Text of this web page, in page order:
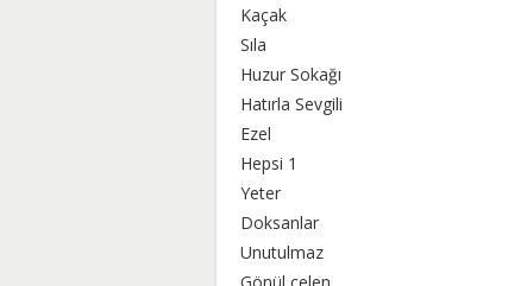
Kaçak
Sıla
Huzur Sokağı
Hatırla Sevgili
Ezel
Hepsi 1
Yeter
Doksanlar
Unutulmaz